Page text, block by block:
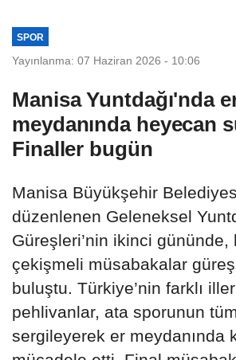
SPOR
Yayınlanma: 07 Haziran 2026 - 10:06
Manisa Yuntdağı'nda
meydanında heyecan
Finaller bugün
Manisa Büyükşehir
düzenlenen Geleneksel
Güreşleri’nin ikinci gününde,
çekişmeli müsabakalar
buluştu. Türkiye’nin farklı
pehlivanlar, ata sporunun
sergileyerek er meydanında